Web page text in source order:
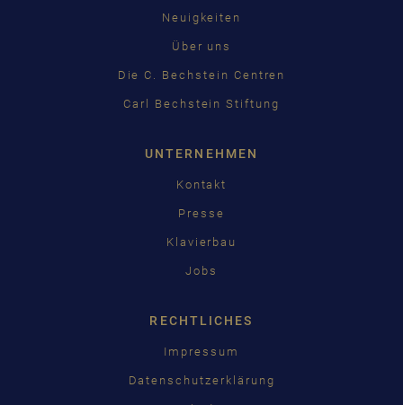
Neuigkeiten
Über uns
Die C. Bechstein Centren
Carl Bechstein Stiftung
UNTERNEHMEN
Kontakt
Presse
Klavierbau
Jobs
RECHTLICHES
Impressum
Datenschutzerklärung